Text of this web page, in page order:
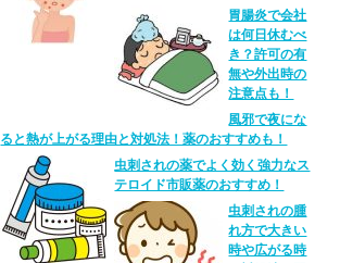
胃腸炎で会社
は何日休むべ
き？許可の有
無や外出時の
注意点も！
風邪で夜にな
ると熱が上がる理由と対処法！薬のおすすめも！
虫刺されの薬でよく効く強力なス
テロイド市販薬のおすすめ！
虫刺されの腫
れ方で大きい
時や広がる時